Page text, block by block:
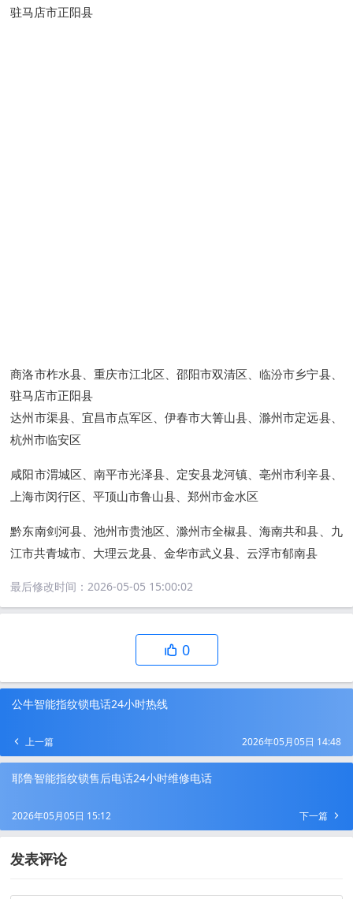
驻马店市正阳县
商洛市柞水县、重庆市江北区、邵阳市双清区、临汾市乡宁县、
驻马店市正阳县
达州市渠县、宜昌市点军区、伊春市大箐山县、滁州市定远县、
杭州市临安区
咸阳市渭城区、南平市光泽县、定安县龙河镇、亳州市利辛县、
上海市闵行区、平顶山市鲁山县、郑州市金水区
黔东南剑河县、池州市贵池区、滁州市全椒县、海南共和县、九
江市共青城市、大理云龙县、金华市武义县、云浮市郁南县
最后修改时间：2026-05-05 15:00:02
0
公牛智能指纹锁电话24小时热线
上一篇 2026年05月05日 14:48
耶鲁智能指纹锁售后电话24小时维修电话
下一篇
2026年05月05日 15:12
发表评论